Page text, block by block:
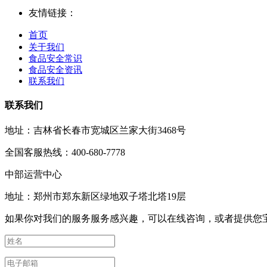
友情链接：
首页
关于我们
食品安全常识
食品安全资讯
联系我们
联系我们
地址：吉林省长春市宽城区兰家大街3468号
全国客服热线：400-680-7778
中部运营中心
地址：郑州市郑东新区绿地双子塔北塔19层
如果你对我们的服务服务感兴趣，可以在线咨询，或者提供您